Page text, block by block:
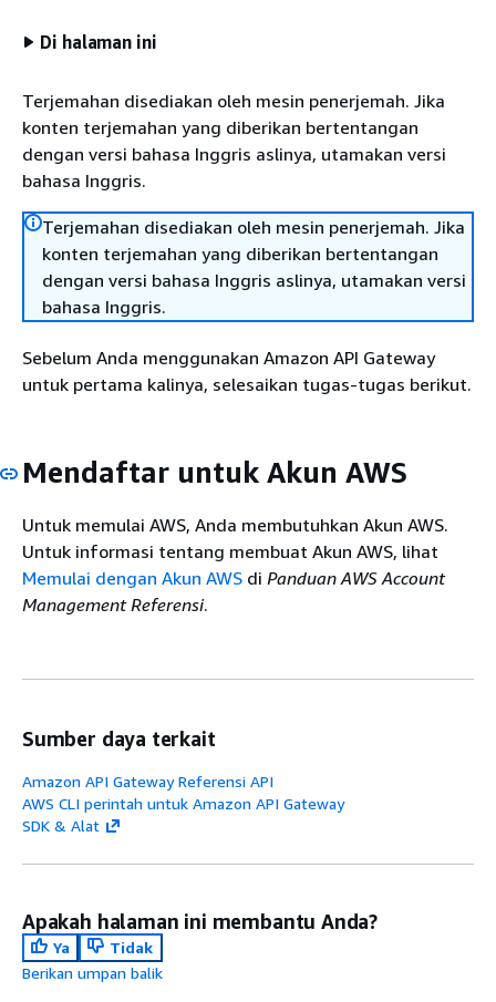
Di halaman ini
Terjemahan disediakan oleh mesin penerjemah. Jika
konten terjemahan yang diberikan bertentangan
dengan versi bahasa Inggris aslinya, utamakan versi
bahasa Inggris.
Terjemahan disediakan oleh mesin penerjemah. Jika
konten terjemahan yang diberikan bertentangan
dengan versi bahasa Inggris aslinya, utamakan versi
bahasa Inggris.
Sebelum Anda menggunakan Amazon API Gateway
untuk pertama kalinya, selesaikan tugas-tugas berikut.
Mendaftar untuk Akun AWS
Untuk memulai AWS, Anda membutuhkan Akun AWS.
Untuk informasi tentang membuat Akun AWS, lihat
Memulai dengan Akun AWS di Panduan AWS Account
Management Referensi.
Sumber daya terkait
Amazon API Gateway Referensi API
AWS CLI perintah untuk Amazon API Gateway
SDK & Alat
Apakah halaman ini membantu Anda?
Ya
Tidak
Berikan umpan balik